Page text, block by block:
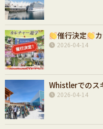
催行決定
2026-04-14
Whistlerでのス
2026-04-14